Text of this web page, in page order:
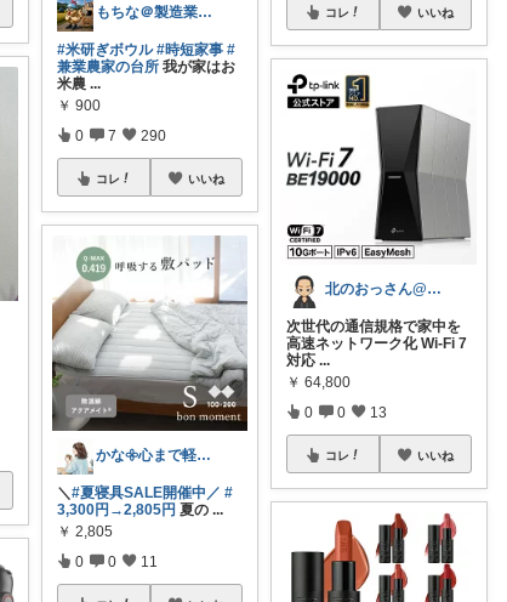
もちな＠製造業＆兼業農家（お米）修行中
#米研ぎボウル #時短家事 #
兼業農家の台所 我が家はお
米農 ...
￥ 900
0 7 290
コレ いいね
かな𖧷心まで軽くなる暮らしの記録🌿
＼#夏寝具SALE開催中／ #
3,300円→2,805円 夏の ...
￥ 2,805
0 0 11
コレ いいね
北のおっさん@ガジェット好き
次世代の通信規格で家中を
高速ネットワーク化 Wi-Fi 7
対応 ...
￥ 64,800
0 0 13
コレ いいね